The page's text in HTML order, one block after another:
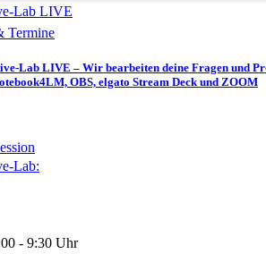
Lab LIVE
Termine
Lab LIVE – Wir bearbeiten deine Fragen und
OBS, elgato Stream Deck und ZOOM
Lab:
- 9:30 Uhr